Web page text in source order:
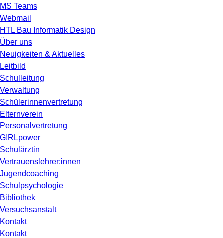
MS Teams
Webmail
HTL Bau Informatik Design
Über uns
Neuigkeiten & Aktuelles
Leitbild
Schulleitung
Verwaltung
Schülerinnenvertretung
Elternverein
Personalvertretung
G!RLpower
Schulärztin
Vertrauenslehrer:innen
Jugendcoaching
Schulpsychologie
Bibliothek
Versuchsanstalt
Kontakt
Kontakt